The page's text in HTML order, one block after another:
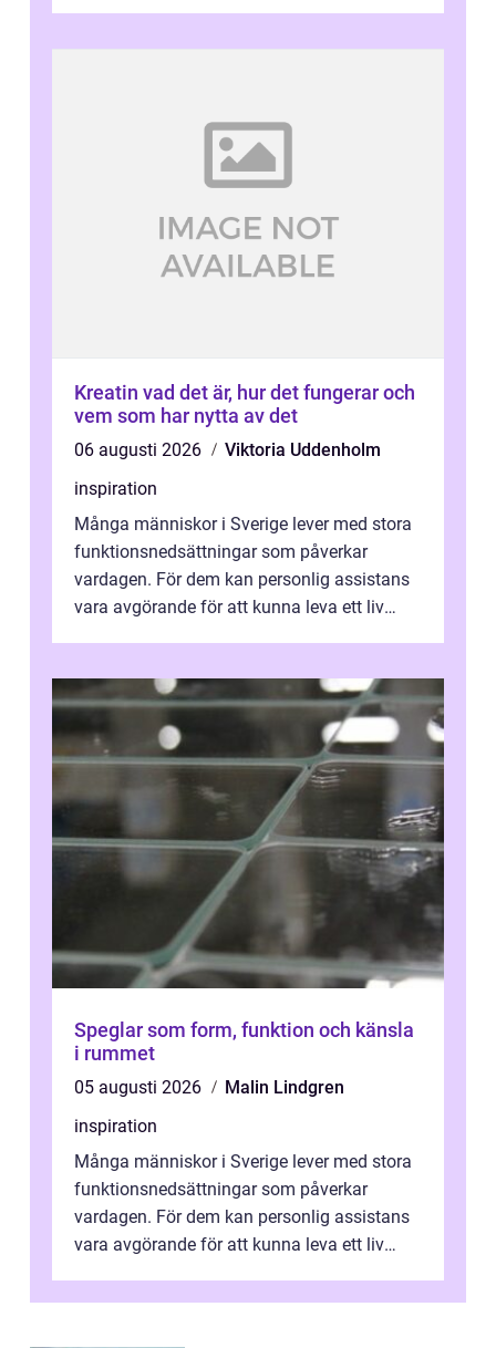
Kreatin vad det är, hur det fungerar och
vem som har nytta av det
06 augusti 2026
Viktoria Uddenholm
inspiration
Många människor i Sverige lever med stora
funktionsnedsättningar som påverkar
vardagen. För dem kan personlig assistans
vara avgörande för att kunna leva ett liv
Speglar som form, funktion och känsla
i rummet
05 augusti 2026
Malin Lindgren
inspiration
Många människor i Sverige lever med stora
funktionsnedsättningar som påverkar
vardagen. För dem kan personlig assistans
vara avgörande för att kunna leva ett liv